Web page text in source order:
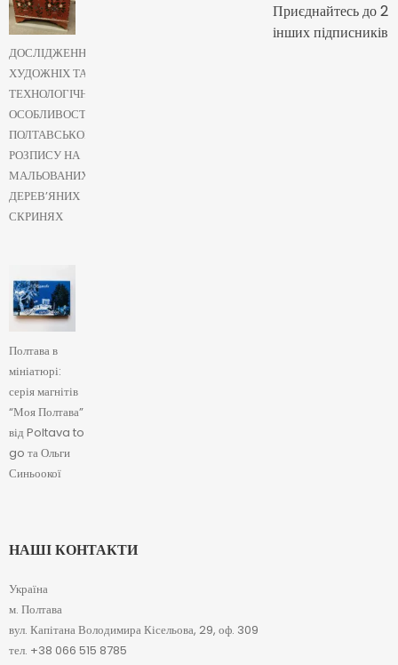
ДОСЛІДЖЕННЯ
ХУДОЖНІХ ТА
ТЕХНОЛОГІЧНИХ
ОСОБЛИВОСТЕЙ
ПОЛТАВСЬКОГО
РОЗПИСУ НА
МАЛЬОВАНИХ
ДЕРЕВ’ЯНИХ
СКРИНЯХ
Полтава в
мініатюрі:
серія магнітів
“Моя Полтава”
від Poltava to
go та Ольги
Синьоокої
Приєднайтесь до 2
інших підписників
НАШІ КОНТАКТИ
Україна
м. Полтава
вул. Капітана Володимира Кісельова, 29, оф. 309
тел. +38 066 515 8785